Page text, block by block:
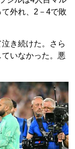
外れ、2－4で敗
き続けた。さら
いなかった。悪